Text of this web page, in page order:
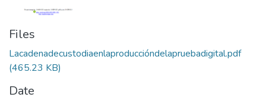
Files
Lacadenadecustodiaenlaproduccióndelapruebadigital.pdf
(465.23 KB)
Date